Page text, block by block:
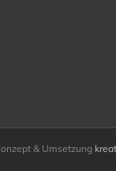
& Umsetzung